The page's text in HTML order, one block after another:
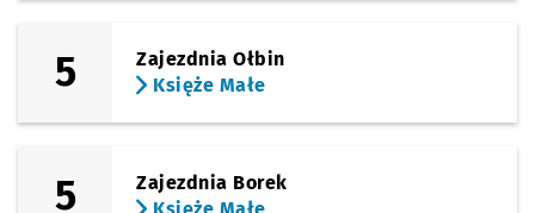
5
Zajezdnia Ołbin
Księże Małe
5
Zajezdnia Borek